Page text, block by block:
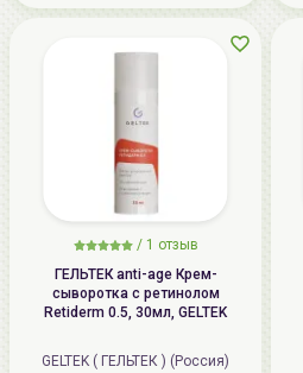
/ 1 отзыв
ГЕЛЬТЕК anti-age Крем-
сыворотка с ретинолом
Retiderm 0.5, 30мл, GELTEK
GELTEK ( ГЕЛЬТЕК ) (Россия)